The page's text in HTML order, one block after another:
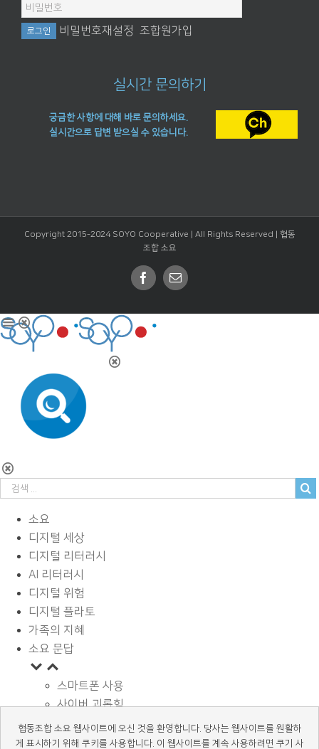
비밀번호재설정 조합원가입
실시간 문의하기
궁금한 사항에 대해 바로 문의하세요.
실시간으로 답변 받으실 수 있습니다.
Copyright 2015-2024 SOYO Cooperative | All Rights Reserved | 협동
조합 소요
Facebook
Email
소요
디지털 세상
디지털 리터러시
AI 리터러시
디지털 위험
디지털 플라토
가족의 지혜
소요 문답
스마트폰 사용
사이버 괴롭힘
페이스북과 SNS
디지털과 학습
협동조합 소요 웹사이트에 오신 것을 환영합니다. 당사는 웹사이트를 원활하
게 표시하기 위해 쿠키를 사용합니다. 이 웹사이트를 계속 사용하려면 쿠기 사